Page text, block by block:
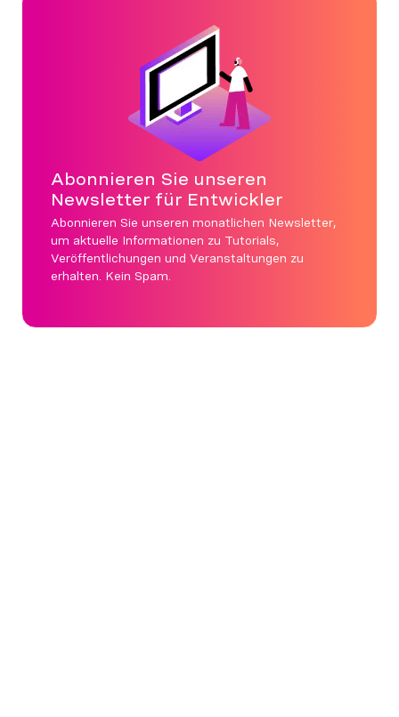
Abonnieren Sie unseren
Newsletter für Entwickler
Abonnieren Sie unseren monatlichen Newsletter,
um aktuelle Informationen zu Tutorials,
Veröffentlichungen und Veranstaltungen zu
erhalten. Kein Spam.